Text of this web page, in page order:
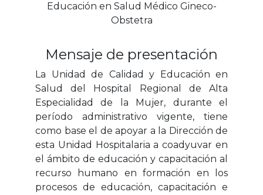
Educación en Salud Médico Gineco-
Obstetra
Mensaje de presentación
La Unidad de Calidad y Educación en
Salud del Hospital Regional de Alta
Especialidad de la Mujer, durante el
período administrativo vigente, tiene
como base el de apoyar a la Dirección de
esta Unidad Hospitalaria a coadyuvar en
el ámbito de educación y capacitación al
recurso humano en formación en los
procesos de educación, capacitación e